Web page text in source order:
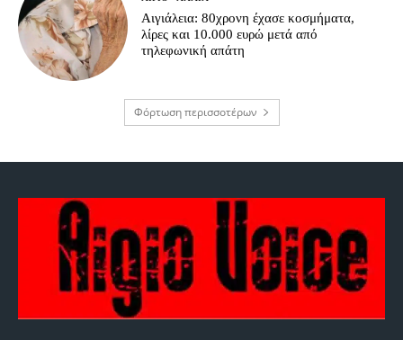
Αιγιάλεια: 80χρονη έχασε κοσμήματα,
λίρες και 10.000 ευρώ μετά από
τηλεφωνική απάτη
Φόρτωση περισσοτέρων